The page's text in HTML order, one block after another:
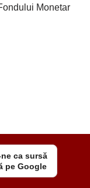
Monetar
ca sursă
pe Google